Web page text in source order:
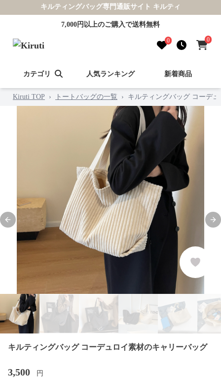
キルティングバッグ専門通販サイト キルティ
7,000円以上のご購入で送料無料
0 0
カテゴリ 人気ランキング 新着商品
Kiruti TOP › トートバッグの一覧 › キルティングバッグ コーデ
Previous slide
キルティングバッグ コーデュロイ素材のキャリーバッグ
3,500 円